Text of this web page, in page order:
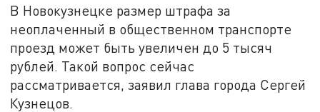
В Новокузнецке размер штрафа за
неоплаченный в общественном транспорте
проезд может быть увеличен до 5 тысяч
рублей. Такой вопрос сейчас
рассматривается, заявил глава города Сергей
Кузнецов.